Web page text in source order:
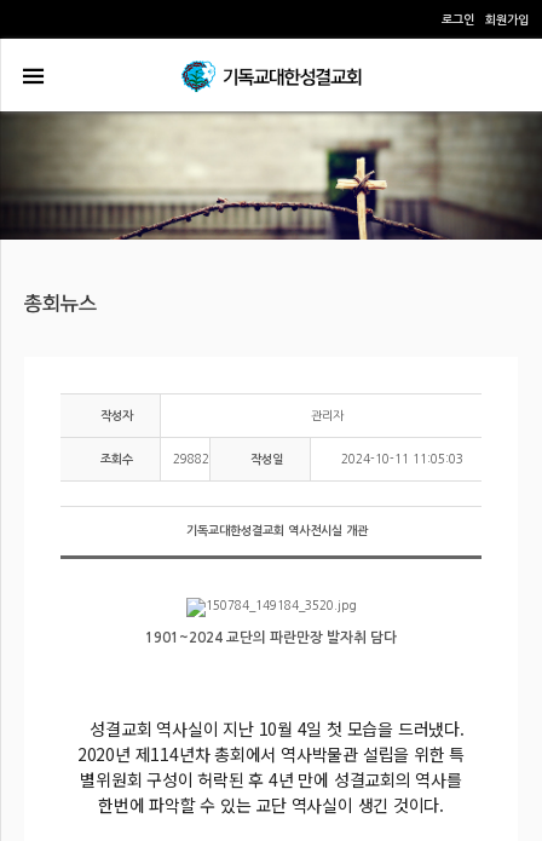
로그인 회원가입
작성자 관리자
조회수 29882 작성일 2024-10-11 11:05:03
기독교대한성결교회 역사전시실 개관
1901~2024 교단의 파란만장 발자취 담다
성결교회 역사실이 지난 10월 4일 첫 모습을 드러냈다.
2020년 제114년차 총회에서 역사박물관 설립을 위한 특
별위원회 구성이 허락된 후 4년 만에 성결교회의 역사를
한번에 파악할 수 있는 교단 역사실이 생긴 것이다.